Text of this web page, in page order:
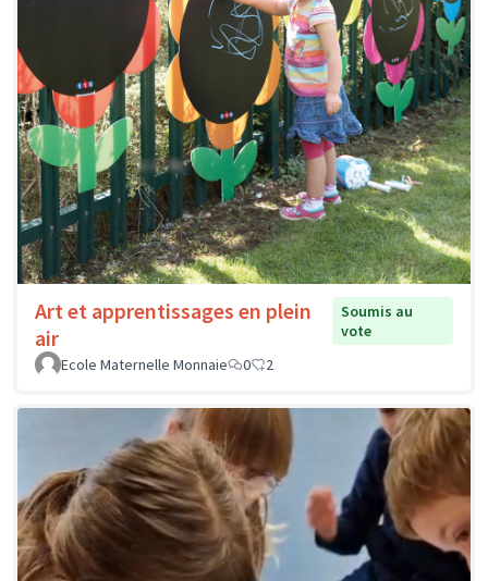
Art et apprentissages en plein
air
Soumis au
vote
Ecole Maternelle Monnaie
0 2